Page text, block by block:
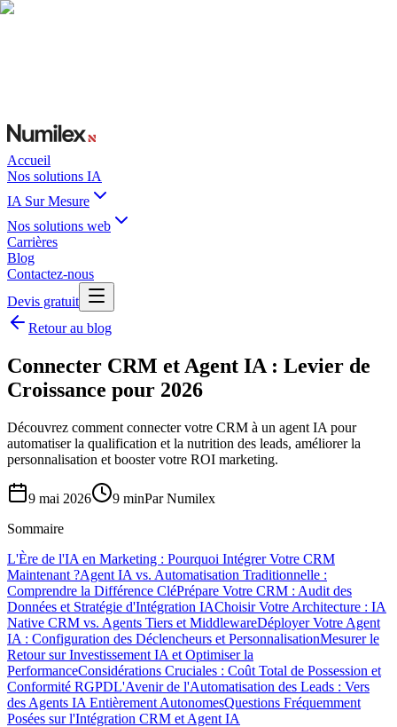
Accueil
Nos solutions IA
IA Sur Mesure
Nos solutions web
Carrières
Blog
Contactez-nous
Devis gratuit
Retour au blog
Connecter CRM et Agent IA : Levier de
Croissance pour 2026
Découvrez comment connecter votre CRM à un agent IA pour
automatiser la qualification et la nutrition des leads, améliorer la
personnalisation et booster votre ROI marketing.
9 mai 2026 9 minParNumilex
Sommaire
L'Ère de l'IA en Marketing : Pourquoi Intégrer Votre CRM
Maintenant ?Agent IA vs. Automatisation Traditionnelle :
Comprendre la Différence CléPrépare Votre CRM : Audit des
Données et Stratégie d'Intégration IAChoisir Votre Architecture : IA
Native CRM vs. Agents Tiers et MiddlewareDéployer Votre Agent
IA : Configuration des Déclencheurs et PersonnalisationMesurer le
Retour sur Investissement IA et Optimiser la
PerformanceConsidérations Cruciales : Coût Total de Possession et
Conformité RGPDL'Avenir de l'Automatisation des Leads : Vers
des Agents IA Entièrement AutonomesQuestions Fréquemment
Posées sur l'Intégration CRM et Agent IA